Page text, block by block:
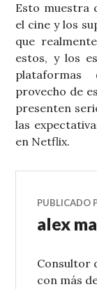
Esto muestra
el cine y los
que
estos, y los
plataformas
provecho de
presenten
las
en Netflix.
PUBLICADO
alex
Consultor
con más